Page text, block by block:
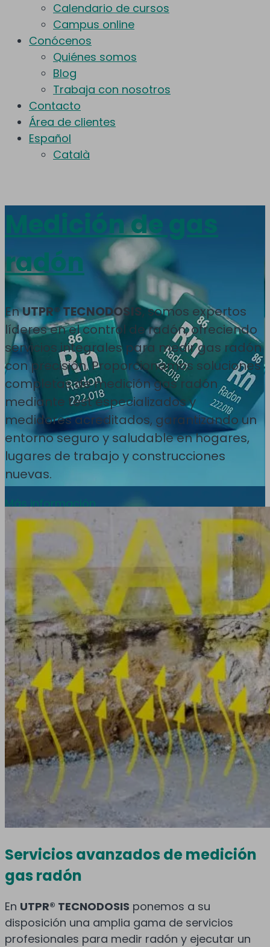
Calendario de cursos
Campus online
Conócenos
Quiénes somos
Blog
Trabaja con nosotros
Contacto
Área de clientes
Español
Català
Medición de gas
radón
EnUTPR® TECNODOSIS, somos expertos
líderes en el control de radón, ofreciendo
servicios integrales para medir gas radón
con precisión. Proporcionamos soluciones
completas de medición gas radón
mediante test especializados y
medidores acreditados, garantizando un
entorno seguro y saludable en hogares,
lugares de trabajo y construcciones
nuevas.
Más información
Inicio>Protección Radiológica
Control de Gas
Radón
Servicios avanzados de medición
gas radón
En UTPR® TECNODOSIS ponemos a su
disposición una amplia gama de servicios
profesionales para medir radón y ejecutar un